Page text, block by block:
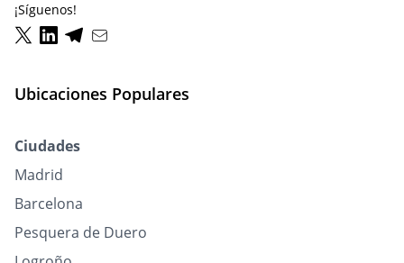
¡Síguenos!
Ubicaciones Populares
Ciudades
Madrid
Barcelona
Pesquera de Duero